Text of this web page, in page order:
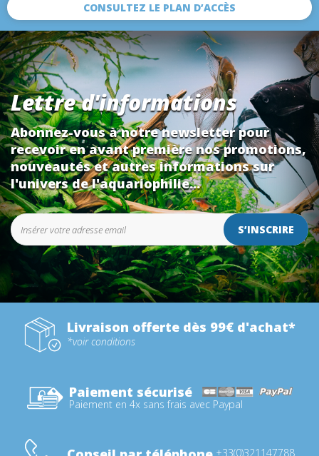
CONSULTEZ LE PLAN D’ACCÈS
Lettre d'informations
Abonnez-vous à notre newsletter pour
recevoir en avant première nos promotions,
nouveautés et autres informations sur
l'univers de l'aquariophilie...
S’INSCRIRE
Livraison offerte dès 99€ d'achat*
*voir conditions
Paiement sécurisé
Paiement en 4x sans frais avec Paypal
+33(0)321147788